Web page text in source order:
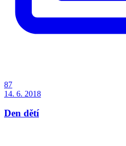
87
14. 6. 2018
Den dětí